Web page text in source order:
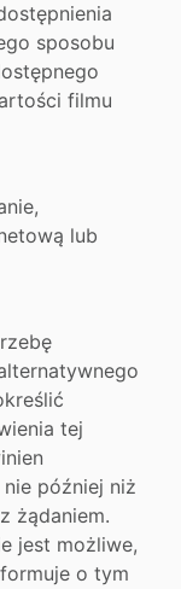
sposobu
filmu
lub
tej
później niż
żądaniem.
jest możliwe,
o tym